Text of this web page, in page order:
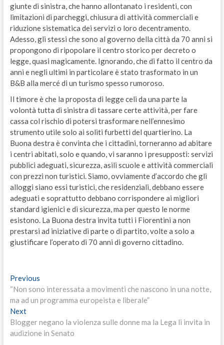
giunte di sinistra, che hanno allontanato i residenti, con
limitazioni di parcheggi, chiusura di attività commerciali e
riduzione sistematica dei servizi o loro decentramento.
Adesso, gli stessi che sono al governo della città da 70 anni si
propongono di ripopolare il centro storico per decreto o
legge, quasi magicamente. Ignorando, che di fatto il centro da
anni e negli ultimi in particolare è stato trasformato in un
B&B alla mercé di un turismo spesso rumoroso.
Il timore è che la proposta di legge celi da una parte la
volontà tutta di sinistra di tassare certe attività, per fare
cassa col rischio di potersi trasformare nell’ennesimo
strumento utile solo ai soliti furbetti del quartierino. La
Buona destra è convinta che i cittadini, torneranno ad abitare
i centri abitati, solo e quando, vi saranno i presupposti: servizi
pubblici adeguati, sicurezza, asili scuole e attività commerciali
con prezzi non turistici. Siamo, ovviamente d’accordo che gli
alloggi siano essi turistici, che residenziali, debbano essere
adeguati e soprattutto debbano corrispondere ai migliori
standard igienici e di sicurezza, ma per questo le norme
esistono. La Buona destra invita tutti i Fiorentini a non
prestarsi ad iniziative di parte o di partito, volte a solo a
giustificare l’operato di 70 anni di governo cittadino.
Navigazione
articoli
PreviousPrevious
post:
“Non sono interessata a movimenti che nascono in una notte,
ma ad un programma europeista e liberale”
NextNext
post:
Blogger negano la violenza sulle donne ma la Lega li invita in
audizione in Senato